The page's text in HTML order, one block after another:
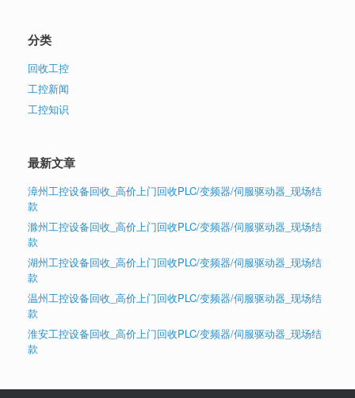
分类
回收工控
工控新闻
工控知识
最新文章
漳州工控设备回收_高价上门回收PLC/变频器/伺服驱动器_现场结
款
滁州工控设备回收_高价上门回收PLC/变频器/伺服驱动器_现场结
款
湖州工控设备回收_高价上门回收PLC/变频器/伺服驱动器_现场结
款
温州工控设备回收_高价上门回收PLC/变频器/伺服驱动器_现场结
款
淮安工控设备回收_高价上门回收PLC/变频器/伺服驱动器_现场结
款